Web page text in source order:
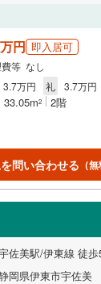
円 即入居可
等 なし
3.7万円 礼 3.7万円
33.05m2 2階
問い合わせる （
佐美駅/伊東線 徒歩
岡県伊東市宇佐美